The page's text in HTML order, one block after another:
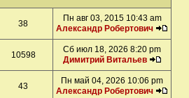
38
Пн авг 03, 2015 10:43 am
Александр Робертович
10598
Сб июл 18, 2026 8:20 pm
Димитрий Витальев
43
Пн май 04, 2026 10:06 pm
Александр Робертович